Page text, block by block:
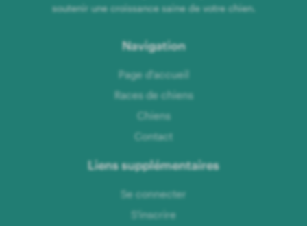
soutenir une croissance saine de votre chien.
Navigation
Page d'accueil
Races de chiens
Chiens
Contact
Liens supplémentaires
Se connecter
S'inscrire